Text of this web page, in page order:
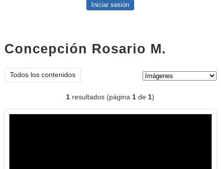
Iniciar sesión
Concepción Rosario M.
Todos los contenidos
1 resultados (página1 de1)